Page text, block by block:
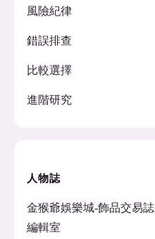
風險紀律
錯誤排查
比較選擇
進階研究
人物誌
金猴爺娛樂城-飾品交易誌
編輯室